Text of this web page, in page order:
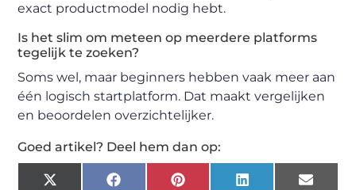
exact productmodel nodig hebt.
Is het slim om meteen op meerdere platforms
tegelijk te zoeken?
Soms wel, maar beginners hebben vaak meer aan
één logisch startplatform. Dat maakt vergelijken
en beoordelen overzichtelijker.
Goed artikel? Deel hem dan op:
X
FacebookPinterestLinkedIn Email